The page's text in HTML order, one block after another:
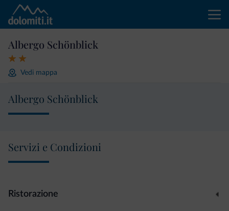
Albergo Schönblick
Vedi mappa
Albergo Schönblick
Servizi e Condizioni
Ristorazione